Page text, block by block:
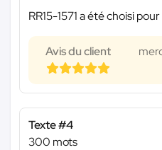
RR15-1571 a été choisi
Avis du client
Texte #4
300 mots